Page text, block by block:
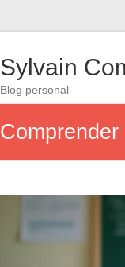
Sylvain
Blog personal